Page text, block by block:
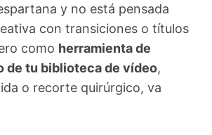
y no está pensada
con transiciones o títulos
como herramienta de
de tu biblioteca de vídeo,
o recorte quirúrgico, va